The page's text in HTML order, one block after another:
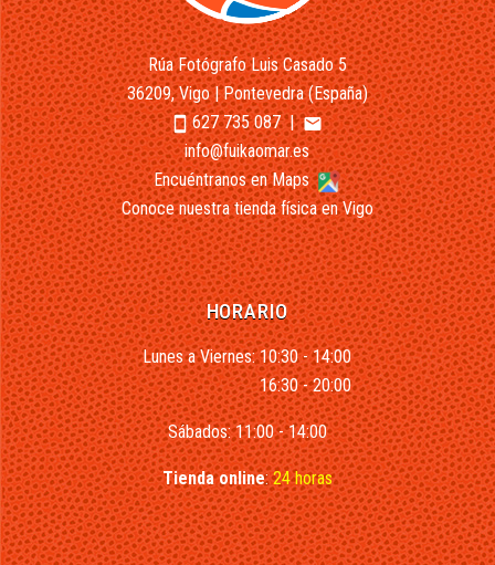
Rúa Fotógrafo Luis Casado 5
36209, Vigo | Pontevedra (España)
smartphone627 735 087|email
info@fuikaomar.es
Encuéntranos en Maps
Conoce nuestra tienda física en Vigo
HORARIO
Lunes a Viernes: 10:30 - 14:00
16:30 - 20:00
Sábados: 11:00 - 14:00
Tienda online:24 horas